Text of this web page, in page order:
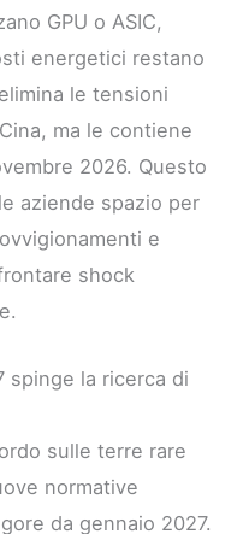
GPU o ASIC,
energetici restano
le tensioni
ma le contiene
2026. Questo
aziende spazio per
e
shock
spinge la ricerca di
sulle terre rare
normative
da gennaio 2027.